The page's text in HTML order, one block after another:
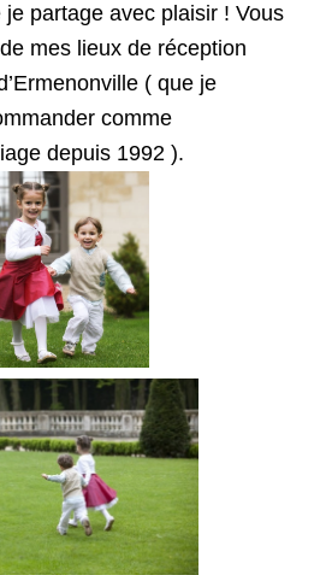
je partage avec plaisir ! Vous
mes lieux de réception
( que je
comme
depuis 1992 ).